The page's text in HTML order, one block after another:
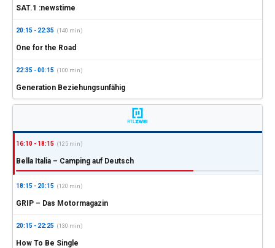
SAT.1 :newstime
20:15 - 22:35 (140 min)
One for the Road
22:35 - 00:15 (100 min)
Generation Beziehungsunfähig
16:10 - 18:15 (125 min)
Bella Italia – Camping auf Deutsch
18:15 - 20:15 (120 min)
GRIP – Das Motormagazin
20:15 - 22:25 (130 min)
How To Be Single